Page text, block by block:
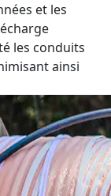
et les
les conduits
ainsi